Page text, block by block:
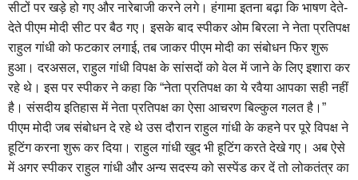
सीटों पर खड़े हो गए और नारेबाजी करने लगे। हंगामा इतना बढ़ा कि भाषण देते-
देते पीएम मोदी सीट पर बैठ गए। इसके बाद स्पीकर ओम बिरला ने नेता प्रतिपक्ष
राहुल गांधी को फटकार लगाई, तब जाकर पीएम मोदी का संबोधन फिर शुरू
हुआ। दरअसल, राहुल गांधी विपक्ष के सांसदों को वेल में जाने के लिए इशारा कर
रहे थे। इस पर स्पीकर ने कहा कि “नेता प्रतिपक्ष का ये रवैया आपका सही नहीं
है। संसदीय इतिहास में नेता प्रतिपक्ष का ऐसा आचरण बिल्कुल गलत है।”
पीएम मोदी जब संबोधन दे रहे थे उस दौरान राहुल गांधी के कहने पर पूरे विपक्ष ने
हूटिंग करना शुरू कर दिया। राहुल गांधी खुद भी हूटिंग करते देखे गए। अब ऐसे
में अगर स्पीकर राहुल गांधी और अन्य सदस्य को सस्पेंड कर दें तो लोकतंत्र का